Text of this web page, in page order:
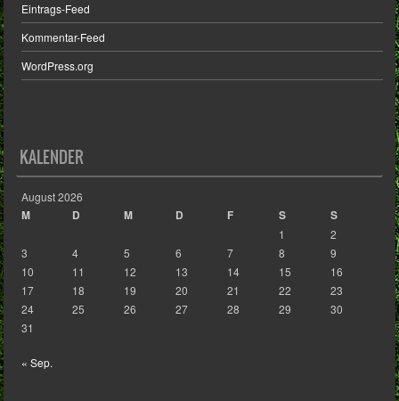
Eintrags-Feed
Kommentar-Feed
WordPress.org
KALENDER
August 2026
M D M D F S S
1
2
3
4 5 6 7 8
9
10
11 12 13 14 15
16
17
18 19 20 21 22
23
24
25 26 27 28 29
30
31
« Sep.